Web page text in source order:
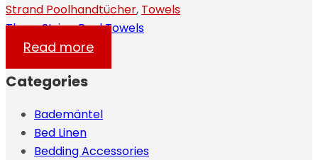
Strand Poolhandtücher, Towels
Three Stripe Pool Towels
Read more
Categories
Bademäntel
Bed Linen
Bedding Accessories